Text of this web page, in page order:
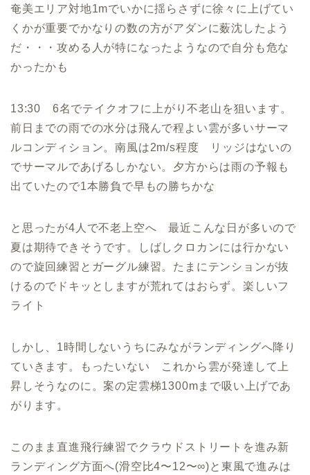
奄美エリア対地1mでいかに揺らさずに徐々に上げてい
くかが重要でかなりの数の方がアダンに薮沈したよう
だ・・・攻める人が特になったようなので自分も危な
かったかも
13:30 6名でテイクオフに上がり不老山を狙います。
前日までの雨での水分は飛んで程よい雲が多いサーマ
ルコンディション。南風は2m/s程度 リッジはないの
でサーマルであげるしかない。夕方からは雨の予報も
出ていたので1本勝負で早もの勝ちかな
と思ったが4人で不老上空へ 最近こんな日が多いので
夏は期待できそうです。しばしクロカンには行かない
ので旋回練習とガーグル練習。たまにテンションが抜
けるのでドキッとしますが荒れてはおらず。楽しいフ
ライト
しかし、1時間しないうちにみながランディングへ降り
ていきます。もったいない これから雲が発達して上
昇しそうなのに。案の定雲梯1300mまで吸い上げであ
がります。
このまま直進飛行練習でクラウドストリートを進み新
ランディング方面へ(滑空比4〜12〜∞)と東風で進みは